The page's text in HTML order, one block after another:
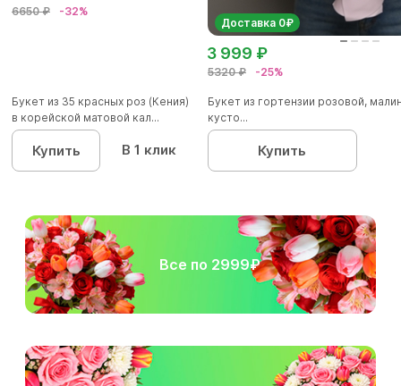
6650 ₽ -32%
Букет из 35 красных роз (Кения)
в корейской матовой кал...
Купить В 1 клик
Доставка 0₽
5320 ₽ -25%
3 999 ₽
Букет из гортензии розовой,
кусто...
Купить
Все по 2999₽